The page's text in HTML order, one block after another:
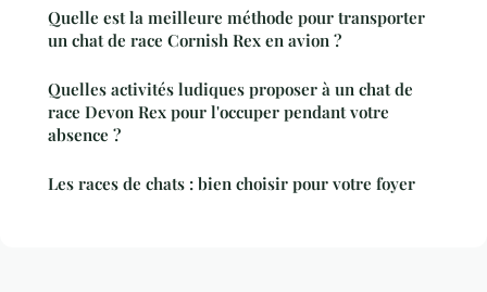
Quelle est la meilleure méthode pour transporter
un chat de race Cornish Rex en avion ?
Quelles activités ludiques proposer à un chat de
race Devon Rex pour l'occuper pendant votre
absence ?
Les races de chats : bien choisir pour votre foyer